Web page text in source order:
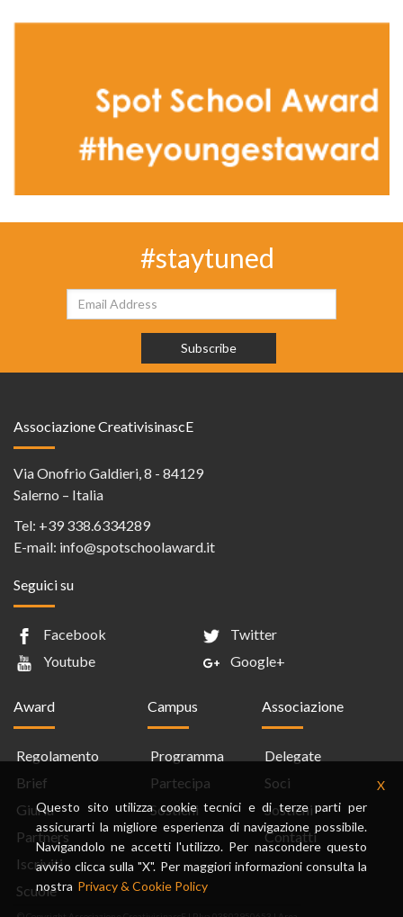
#staytuned
Associazione CreativisinascE
Via Onofrio Galdieri, 8 - 84129
Salerno – Italia
Tel: +39 338.6334289
E-mail: info@spotschoolaward.it
Seguici su
Facebook
Twitter
Youtube
Google+
Award
Regolamento
Brief
Giuria
Partners
Iscriviti
Scuole
Campus
Programma
Partecipa
Sostieni
Associazione
Delegate
Soci
Sostieni
Contatti
Questo sito utilizza cookie tecnici e di terze parti per
assicurarti la migliore esperienza di navigazione possibile.
Navigandolo ne accetti l'utilizzo. Per nascondere questo
avviso clicca sulla "X". Per maggiori informazioni consulta la
nostra Privacy & Cookie Policy
X